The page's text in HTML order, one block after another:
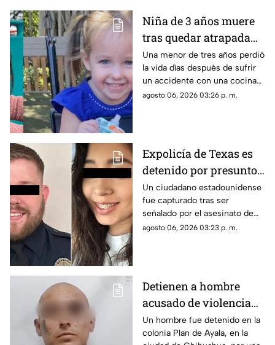
Niña de 3 años muere
tras quedar atrapada
en una cocina de
juguete; investigan
accidente en Florida
Una menor de tres años perdió
la vida días después de sufrir
un accidente con una cocina
de juguete de madera en una
agosto 06, 2026 03:26 p. m.
Expolicía de Texas es
detenido por presunto
triple homicidio; lo que
se sabe del caso
Un ciudadano estadounidense
fue capturado tras ser
señalado por el asesinato de
tres personas y el presunto
agosto 06, 2026 03:23 p. m.
Detienen a hombre
acusado de violencia
familiar agravada en la
ciudad de Chihuahua
Un hombre fue detenido en la
colonia Plan de Ayala, en la